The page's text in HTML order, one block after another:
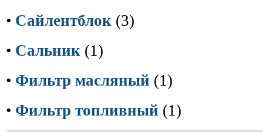
• Сайлентблок (3)
• Сальник (1)
• Фильтр масляный (1)
• Фильтр топливный (1)